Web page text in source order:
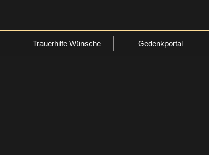
Trauerhilfe Wünsche Gedenkportal